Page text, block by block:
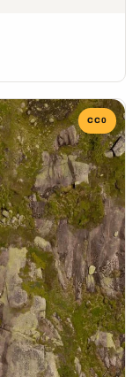
CC0